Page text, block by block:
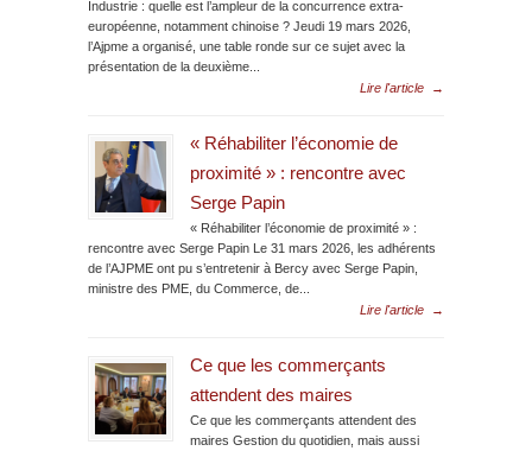
Industrie : quelle est l’ampleur de la concurrence extra-
européenne, notamment chinoise ? Jeudi 19 mars 2026,
l’Ajpme a organisé, une table ronde sur ce sujet avec la
présentation de la deuxième...
Lire l'article
→
« Réhabiliter l’économie de
proximité » : rencontre avec
Serge Papin
« Réhabiliter l’économie de proximité » :
rencontre avec Serge Papin Le 31 mars 2026, les adhérents
de l’AJPME ont pu s’entretenir à Bercy avec Serge Papin,
ministre des PME, du Commerce, de...
Lire l'article
→
Ce que les commerçants
attendent des maires
Ce que les commerçants attendent des
maires Gestion du quotidien, mais aussi